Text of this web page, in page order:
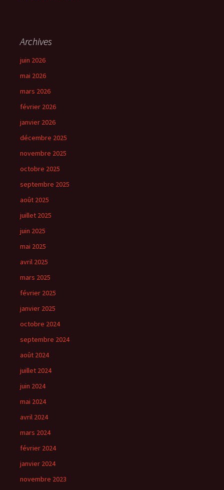
Archives
juin 2026
mai 2026
mars 2026
février 2026
janvier 2026
décembre 2025
novembre 2025
octobre 2025
septembre 2025
août 2025
juillet 2025
juin 2025
mai 2025
avril 2025
mars 2025
février 2025
janvier 2025
octobre 2024
septembre 2024
août 2024
juillet 2024
juin 2024
mai 2024
avril 2024
mars 2024
février 2024
janvier 2024
novembre 2023